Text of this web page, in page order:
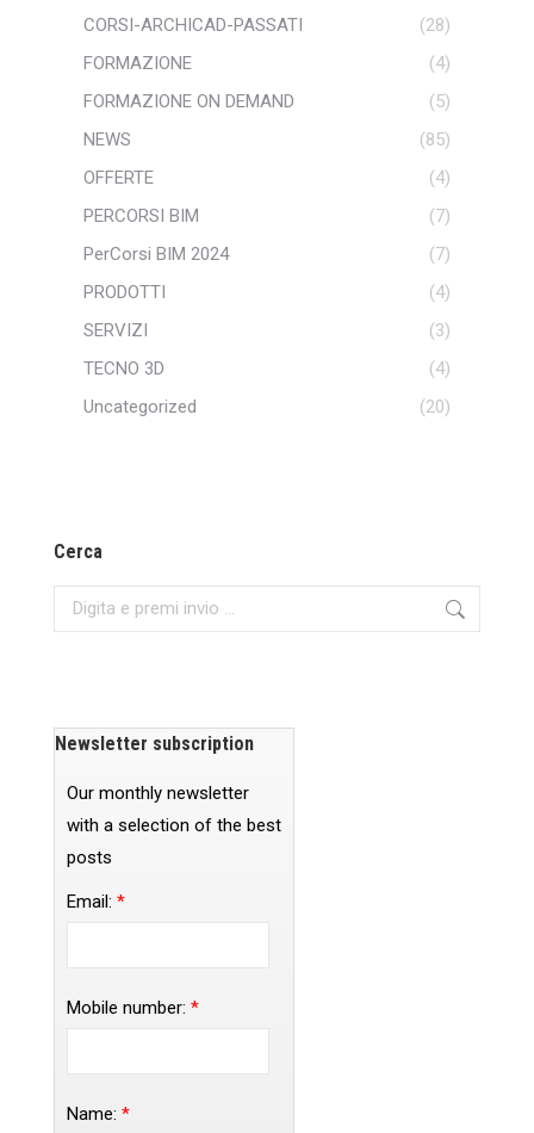
CORSI-ARCHICAD-PASSATI
(28)
FORMAZIONE
(4)
FORMAZIONE ON DEMAND
(5)
NEWS
(85)
OFFERTE
(4)
PERCORSI BIM
(7)
PerCorsi BIM 2024
(7)
PRODOTTI
(4)
SERVIZI
(3)
TECNO 3D
(4)
Uncategorized
(20)
Cerca
Search:
Newsletter subscription
Our monthly newsletter
with a selection of the best
posts
Email: *
Mobile number: *
Name: *